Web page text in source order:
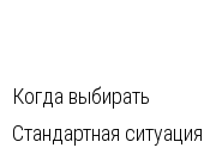
Когда выбирать
Стандартная ситуация